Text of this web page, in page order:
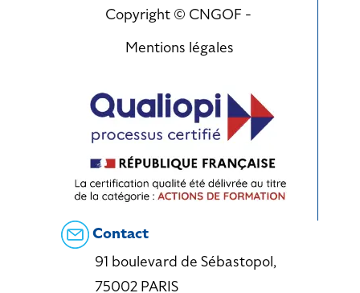
Copyright © CNGOF -
Mentions légales
Contact
91 boulevard de Sébastopol,
75002 PARIS